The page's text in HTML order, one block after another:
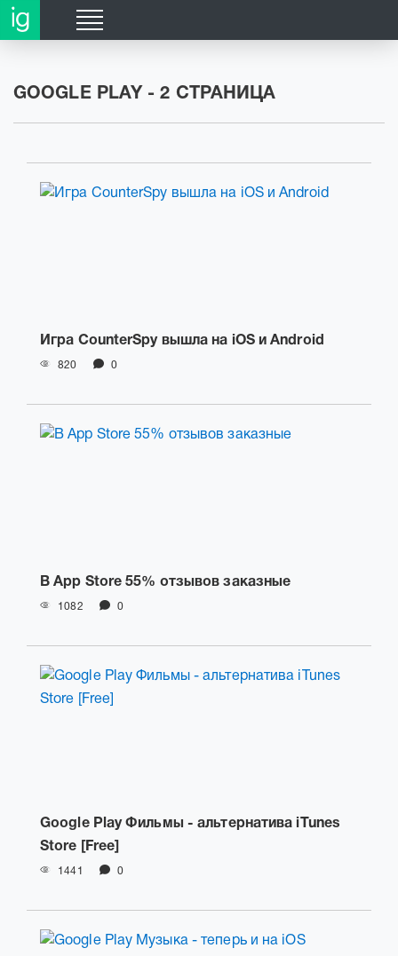
GOOGLE PLAY - 2 СТРАНИЦА
Игра CounterSpy вышла на iOS и Android
820 0
В App Store 55% отзывов заказные
1082 0
Google Play Фильмы - альтернатива iTunes
Store [Free]
1441 0